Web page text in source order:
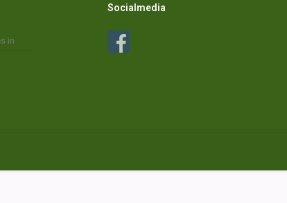
Socialmedia